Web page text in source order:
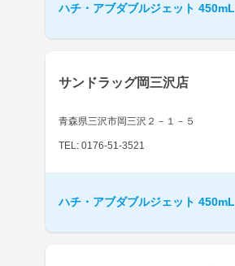
ハチ・アブダブルジェット 450mL
サンドラッグ岡三沢店
青森県三沢市岡三沢２－１－５
TEL: 0176-51-3521
ハチ・アブダブルジェット 450mL